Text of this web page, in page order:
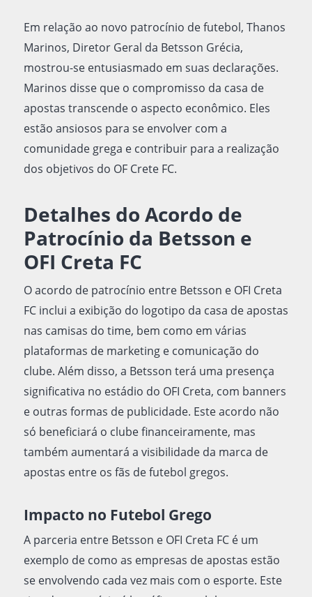
Em relação ao novo patrocínio de futebol, Thanos
Marinos, Diretor Geral da Betsson Grécia,
mostrou-se entusiasmado em suas declarações.
Marinos disse que o compromisso da casa de
apostas transcende o aspecto econômico. Eles
estão ansiosos para se envolver com a
comunidade grega e contribuir para a realização
dos objetivos do OF Crete FC.
Detalhes do Acordo de
Patrocínio da Betsson e
OFI Creta FC
O acordo de patrocínio entre Betsson e OFI Creta
FC inclui a exibição do logotipo da casa de apostas
nas camisas do time, bem como em várias
plataformas de marketing e comunicação do
clube. Além disso, a Betsson terá uma presença
significativa no estádio do OFI Creta, com banners
e outras formas de publicidade. Este acordo não
só beneficiará o clube financeiramente, mas
também aumentará a visibilidade da marca de
apostas entre os fãs de futebol gregos.
Impacto no Futebol Grego
A parceria entre Betsson e OFI Creta FC é um
exemplo de como as empresas de apostas estão
se envolvendo cada vez mais com o esporte. Este